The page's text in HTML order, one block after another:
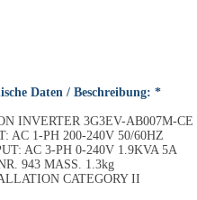
Daten / Beschreibung: *
INVERTER 3G3EV-AB007M-CE
AC 1-PH 200-240V 50/60HZ
AC 3-PH 0-240V 1.9KVA 5A
943 MASS. 1.3kg
CATEGORY II